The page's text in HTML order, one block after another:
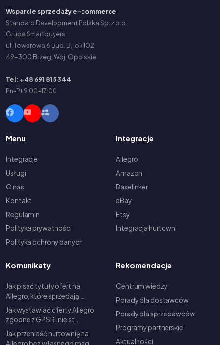
Wsparcie sprzedaży e-commerce
Standard Development Polska Sp. z o.o.
Grupa Smartbuyers
ul. Towarowa 6 Bud. B, lok 102
49-300 Brzeg, Woj. Opolskie
Tel: +48 691 815 344
Pn-Pt 9:00-17:00
Menu
Integracje
Usługi
O nas
Kontakt
Regulamin
Polityka prywatności
Polityka ochrony danych
Integracje
Allegro
Amazon
Baselinker
eBay
Etsy
Integracja hurtowni
Komunikaty
Jak pisać tytuły ofert na
Allegro, które sprzedają …
Jak wystawiać oferty Allegro
zgodne z GPSR i nie st…
Jak przenieść hurtownię na
Allegro bez własnego mag…
Rekomendacje
Centrum wiedzy
Porady dla dostawców
Porady dla sprzedawców
Programy partnerskie
Aktualności